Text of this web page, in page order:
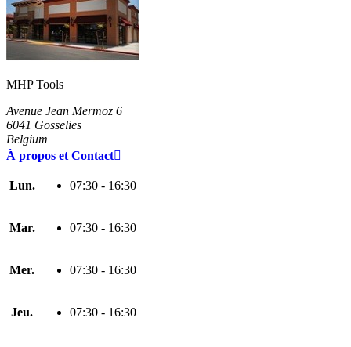
MHP Tools
Avenue Jean Mermoz 6
6041 Gosselies
Belgium
À propos et Contact
Lun. 07:30 - 16:30
Mar. 07:30 - 16:30
Mer. 07:30 - 16:30
Jeu. 07:30 - 16:30